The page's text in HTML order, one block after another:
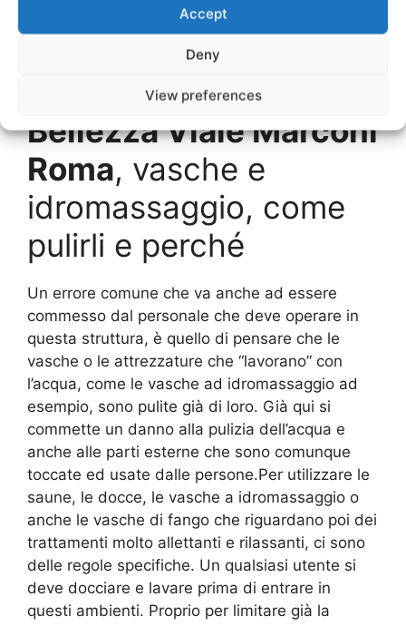
Accept
Deny
View preferences
Centri Di Bellezza Viale Marconi Roma
quanto riguarda poi i trattamenti che sono stati
Pulizie Centri Di
Bellezza Viale Marconi
Roma, vasche e
idromassaggio, come
pulirli e perché
Un errore comune che va anche ad essere
commesso dal personale che deve operare in
questa struttura, è quello di pensare che le
vasche o le attrezzature che “lavorano” con
l’acqua, come le vasche ad idromassaggio ad
esempio, sono pulite già di loro. Già qui si
commette un danno alla pulizia dell’acqua e
anche alle parti esterne che sono comunque
toccate ed usate dalle persone.Per utilizzare le
saune, le docce, le vasche a idromassaggio o
anche le vasche di fango che riguardano poi dei
trattamenti molto allettanti e rilassanti, ci sono
delle regole specifiche. Un qualsiasi utente si
deve docciare e lavare prima di entrare in
questi ambienti. Proprio per limitare già la